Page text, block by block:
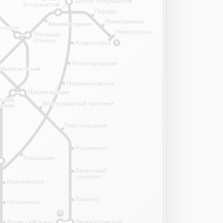
8
15
Андроновка
Нижегородская
Новохохловская
Угрешская
Текстильщики
Кузьминки
Рязанский
проспект
Выхино
Лермонтовский
Кожуховская
Печатники
Волжская
Перово
Новогиреево
Новокосино
Площадь
Ильича
Пролетарская
Пролетарская
Волгоградский проспект
Волгоградский проспект
Авиамоторная
Авиамоторная
Энтузиастов
Косино